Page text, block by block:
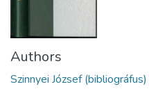
Authors
Szinnyei József